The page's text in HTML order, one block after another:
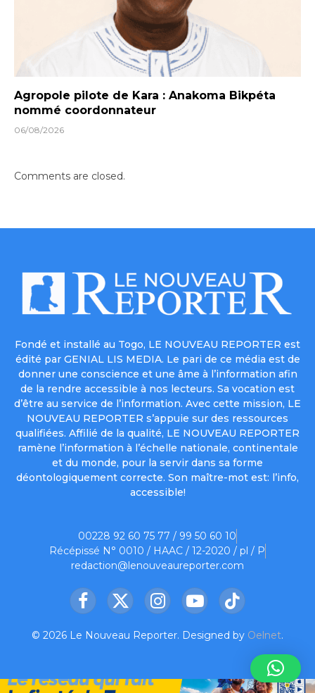
Agropole pilote de Kara : Anakoma Bikpéta
nommé coordonnateur
06/08/2026
Comments are closed.
Fondé et installé au Togo, LE NOUVEAU REPORTER est
édité par GENIAL LIS MEDIA. Le pari de ce média est de
donner une conscience et une âme à l’information afin
de la rendre accessible à nos lecteurs. Sa vocation est
d’être au service de l’information. Avec cette mission, LE
NOUVEAU REPORTER s’appuie sur des ressources
qualifiées. Affilié de la qualité, LE NOUVEAU REPORTER
ramène l’information à l’échelle nationale, continentale
et du monde, pour la servir dans sa forme
déontologiquement correcte. Son maître-mot est: l’info,
accessible!
00228 92 60 75 77 / 99 50 60 10
Récépissé N° 0010 / HAAC / 12-2020 / pl / P
redaction@lenouveaureporter.com
Facebook
X
InstagramYouTubeTikTok
© 2026 Le Nouveau Reporter. Designed by Oelnet.